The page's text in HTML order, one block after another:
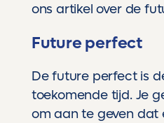
ons artikel over de
Future perfect
De future perfect is
toekomende tijd. Je
om aan te geven dat